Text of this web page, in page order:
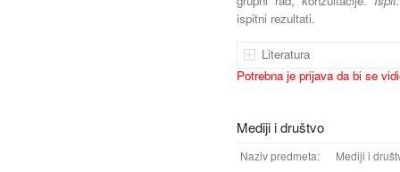
ispitni rezultati.
Literatura
Potrebna je prijava da bi se
Mediji i društvo
Naziv predmeta:
Mediji i